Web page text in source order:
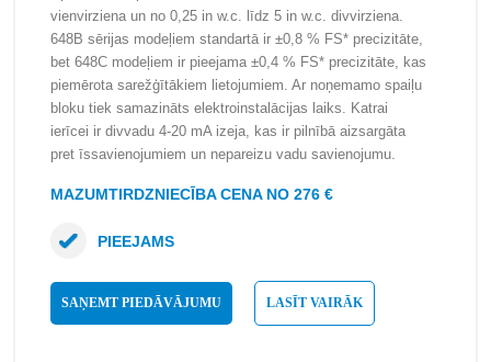
vienvirziena un no 0,25 in w.c. līdz 5 in w.c. divvirziena.
648B sērijas modeļiem standartā ir ±0,8 % FS* precizitāte,
bet 648C modeļiem ir pieejama ±0,4 % FS* precizitāte, kas
piemērota sarežģītākiem lietojumiem. Ar noņemamo spaiļu
bloku tiek samazināts elektroinstalācijas laiks. Katrai
ierīcei ir divvadu 4-20 mA izeja, kas ir pilnībā aizsargāta
pret īssavienojumiem un nepareizu vadu savienojumu.
MAZUMTIRDZNIECĪBA CENA NO 276 €
SAŅEMT PIEDĀVĀJUMU LASĪT VAIRĀK
PIEEJAMS